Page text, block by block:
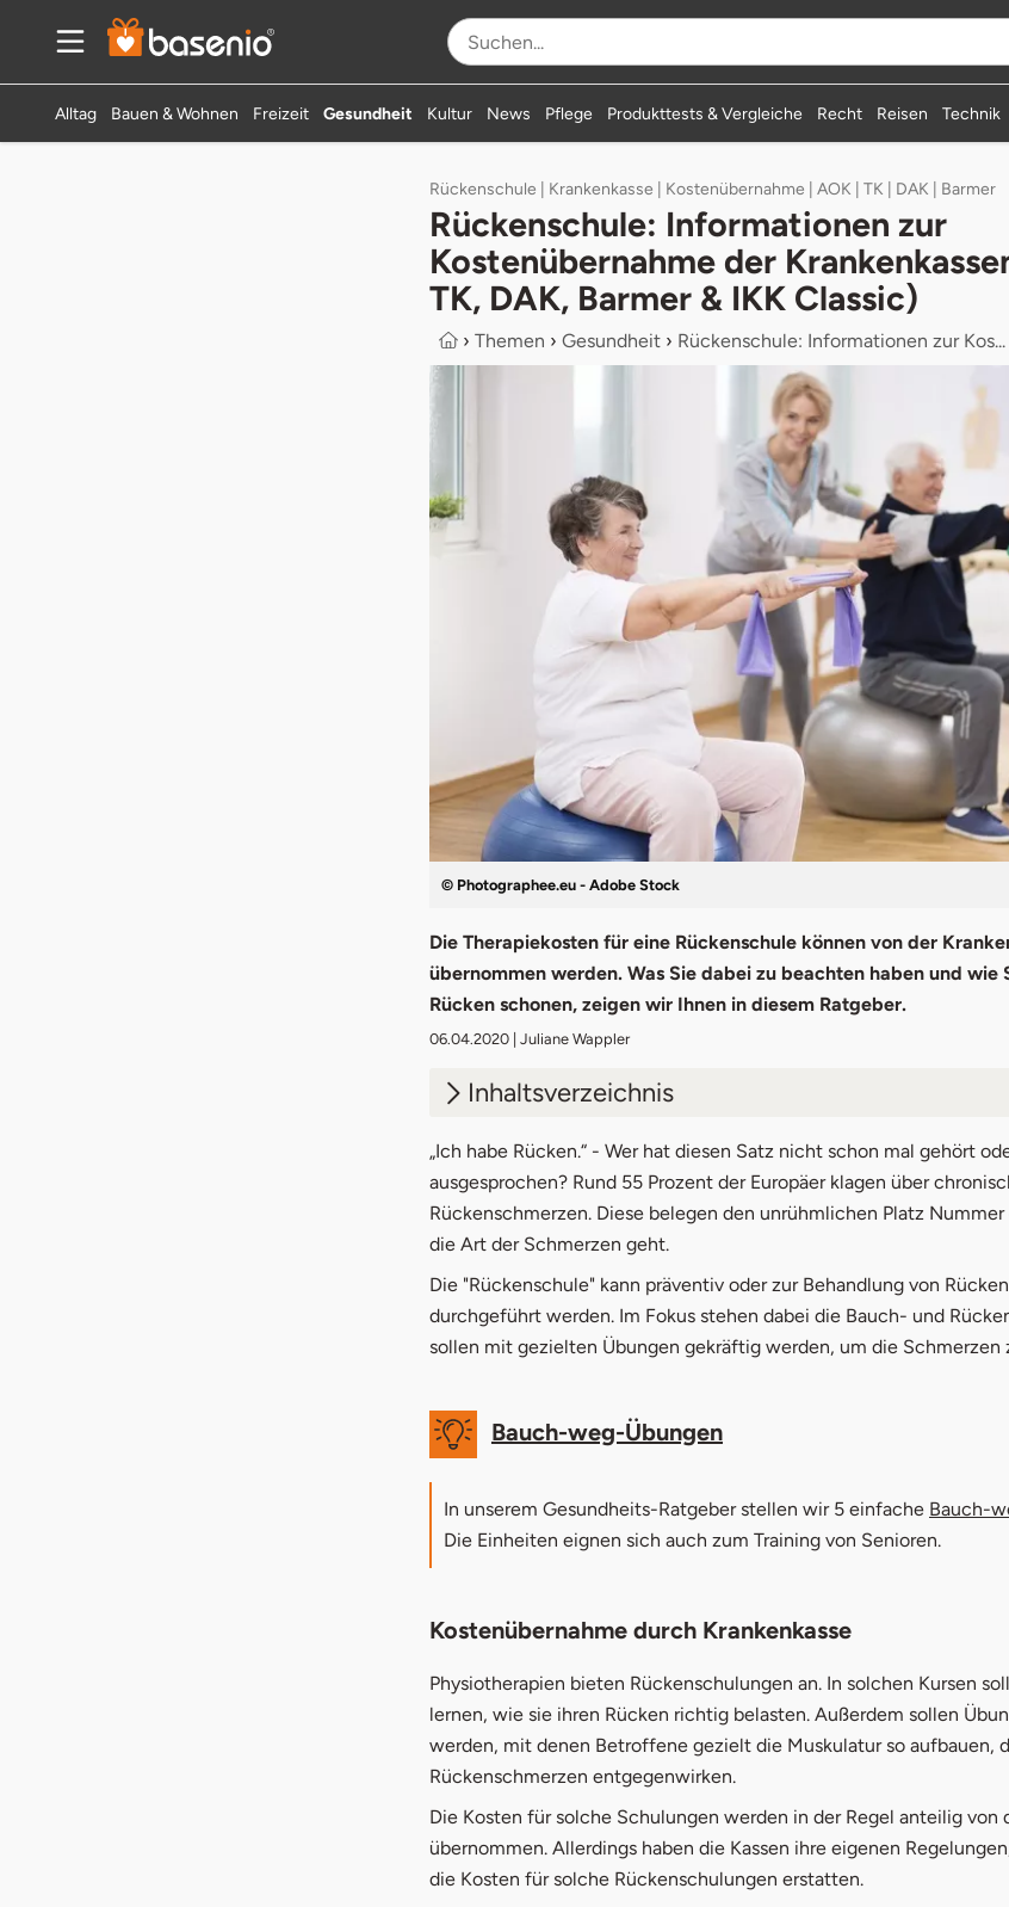
Alltag Bauen & Wohnen Freizeit Gesundheit Kultur News Pflege Produkttests & Vergleiche Recht Reisen Technik
Rückenschule | Krankenkasse | Kostenübernahme | AOK | TK | DAK | Barmer
Rückenschule: Informationen zur
Kostenübernahme der
TK, DAK, Barmer & IKK Classic)
› Themen › Gesundheit › Rückenschule: Informationen zur Kos...
© Photographee.eu - Adobe Stock
Die Therapiekosten für eine Rückenschule können von der
übernommen werden. Was Sie dabei zu beachten haben und wie
Rücken schonen, zeigen wir Ihnen in diesem Ratgeber.
06.04.2020 | Juliane Wappler
Inhaltsverzeichnis
1. Kostenübernahme durch Krankenkasse
2.
Ursachen für Rückenschmerzen
3. Übungen gegen Rückenschmerzen
„Ich habe Rücken.“ - Wer hat diesen Satz nicht schon mal gehört
ausgesprochen? Rund 55 Prozent der Europäer klagen über
Rückenschmerzen. Diese belegen den unrühmlichen Platz
die Art der Schmerzen geht.
Die "Rückenschule" kann präventiv oder zur Behandlung von
durchgeführt werden. Im Fokus stehen dabei die Bauch- und
sollen mit gezielten Übungen gekräftig werden, um die Schmerzen
Bauch-weg-Übungen
In unserem Gesundheits-Ratgeber stellen wir 5 einfache Bauch-
Die Einheiten eignen sich auch zum Training von Senioren.
Kostenübernahme durch Krankenkasse
Physiotherapien bieten Rückenschulungen an. In solchen Kursen
lernen, wie sie ihren Rücken richtig belasten. Außerdem sollen
werden, mit denen Betroffene gezielt die Muskulatur so aufbauen,
Rückenschmerzen entgegenwirken.
Die Kosten für solche Schulungen werden in der Regel anteilig von
übernommen. Allerdings haben die Kassen ihre eigenen
die Kosten für solche Rückenschulungen erstatten.